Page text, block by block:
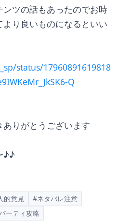
ツの話もあったのでお時
り良いものになるといい
status/17960891619818
Q
りがとうございます
♪♪
的意見
#ネタバレ注意
ーティ攻略